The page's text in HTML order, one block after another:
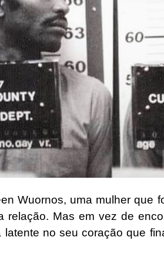
Wuornos, uma mulher que
relação. Mas em vez de
no seu coração que